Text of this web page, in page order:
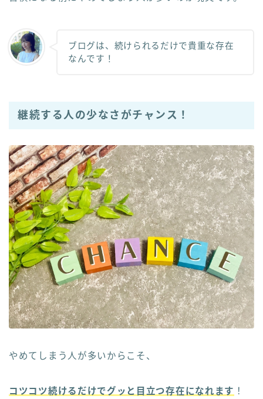
ブログは、続けられるだけで貴重な存在
なんです！
継続する人の少なさがチャンス！
やめてしまう人が多いからこそ、
コツコツ続けるだけでグッと目立つ存在になれます ！